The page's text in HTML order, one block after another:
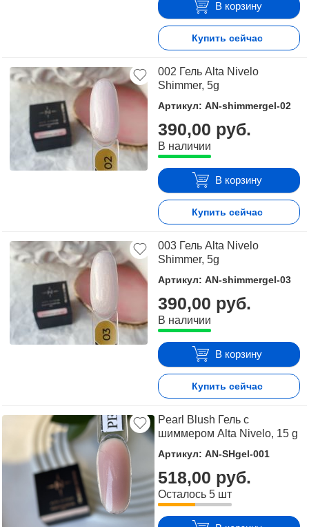
В корзину
Купить сейчас
002 Гель Alta Nivelo
Shimmer, 5g
Артикул: AN-shimmergel-02
390,00 руб.
В наличии
В корзину
Купить сейчас
003 Гель Alta Nivelo
Shimmer, 5g
Артикул: AN-shimmergel-03
390,00 руб.
В наличии
В корзину
Купить сейчас
Pearl Blush Гель с
шиммером Alta Nivelo, 15 g
Артикул: AN-SHgel-001
518,00 руб.
Осталось 5 шт